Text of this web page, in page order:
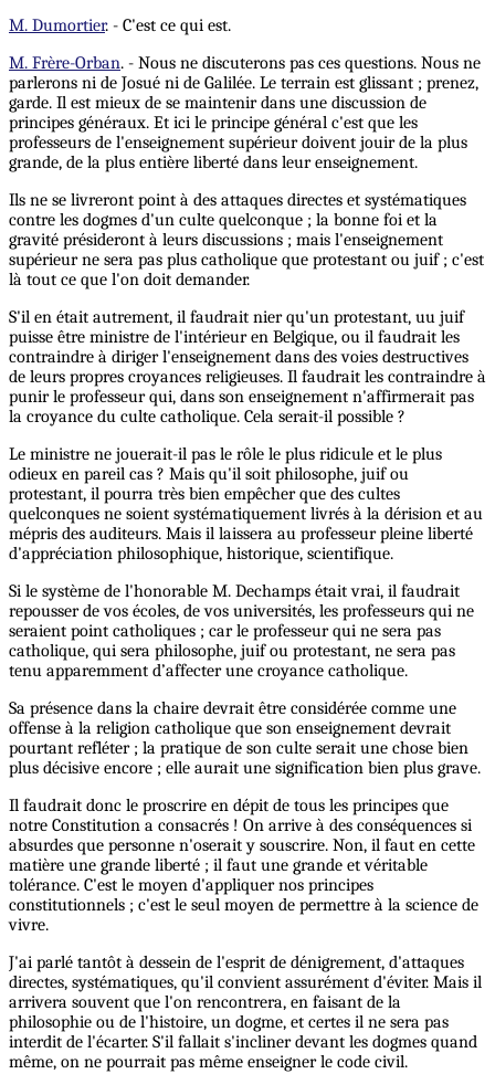
M. Dumortier. - C'est ce qui est.
M. Frère-Orban. - Nous ne discuterons pas ces questions. Nous ne
parlerons ni de Josué ni de Galilée. Le terrain est glissant ; prenez,
garde. Il est mieux de se maintenir dans une discussion de
principes généraux. Et ici le principe général c'est que les
professeurs de l'enseignement supérieur doivent jouir de la plus
grande, de la plus entière liberté dans leur enseignement.
Ils ne se livreront point à des attaques directes et systématiques
contre les dogmes d'un culte quelconque ; la bonne foi et la
gravité présideront à leurs discussions ; mais l'enseignement
supérieur ne sera pas plus catholique que protestant ou juif ; c'est
là tout ce que l'on doit demander.
S'il en était autrement, il faudrait nier qu'un protestant, uu juif
puisse être ministre de l'intérieur en Belgique, ou il faudrait les
contraindre à diriger l'enseignement dans des voies destructives
de leurs propres croyances religieuses. Il faudrait les contraindre à
punir le professeur qui, dans son enseignement n'affirmerait pas
la croyance du culte catholique. Cela serait-il possible ?
Le ministre ne jouerait-il pas le rôle le plus ridicule et le plus
odieux en pareil cas ? Mais qu'il soit philosophe, juif ou
protestant, il pourra très bien empêcher que des cultes
quelconques ne soient systématiquement livrés à la dérision et au
mépris des auditeurs. Mais il laissera au professeur pleine liberté
d'appréciation philosophique, historique, scientifique.
Si le système de l'honorable M. Dechamps était vrai, il faudrait
repousser de vos écoles, de vos universités, les professeurs qui ne
seraient point catholiques ; car le professeur qui ne sera pas
catholique, qui sera philosophe, juif ou protestant, ne sera pas
tenu apparemment d’affecter une croyance catholique.
Sa présence dans la chaire devrait être considérée comme une
offense à la religion catholique que son enseignement devrait
pourtant refléter ; la pratique de son culte serait une chose bien
plus décisive encore ; elle aurait une signification bien plus grave.
Il faudrait donc le proscrire en dépit de tous les principes que
notre Constitution a consacrés ! On arrive à des conséquences si
absurdes que personne n'oserait y souscrire. Non, il faut en cette
matière une grande liberté ; il faut une grande et véritable
tolérance. C'est le moyen d'appliquer nos principes
constitutionnels ; c'est le seul moyen de permettre à la science de
vivre.
J'ai parlé tantôt à dessein de l'esprit de dénigrement, d'attaques
directes, systématiques, qu'il convient assurément d'éviter. Mais il
arrivera souvent que l'on rencontrera, en faisant de la
philosophie ou de l'histoire, un dogme, et certes il ne sera pas
interdit de l'écarter. S'il fallait s'incliner devant les dogmes quand
même, on ne pourrait pas même enseigner le code civil.